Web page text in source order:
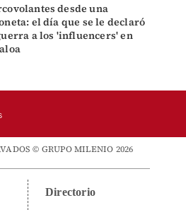
desde una
el día que se le declaró
a los 'influencers' en
© GRUPO MILENIO 2026
Directorio